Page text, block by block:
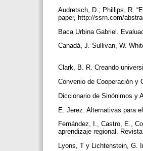
Audretsch, D.; Phillips, R.
paper, http://ssrn.com/
Baca Urbina Gabriel.
Canadá, J. Sullivan, W.
Clark, B. R. Creando
Convenio de Cooperación y
Diccionario de Sinónimos y
E. Jerez. Alternativas para
Fernández, I., Castro, E.,
aprendizaje regional.
Lyons, T y Lichtenstein, G.